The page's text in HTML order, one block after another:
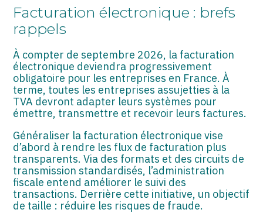
ASSOCIATIONS
START-UP
SECTEUR AUDIOVISUEL
Facturation électronique : brefs
rappels
À compter de septembre 2026, la facturation
électronique deviendra progressivement
obligatoire pour les entreprises en France. À
terme, toutes les entreprises assujetties à la
TVA devront adapter leurs systèmes pour
émettre, transmettre et recevoir leurs factures.
Généraliser la facturation électronique vise
d’abord à rendre les flux de facturation plus
transparents. Via des formats et des circuits de
transmission standardisés, l’administration
fiscale entend améliorer le suivi des
transactions. Derrière cette initiative, un objectif
de taille : réduire les risques de fraude.